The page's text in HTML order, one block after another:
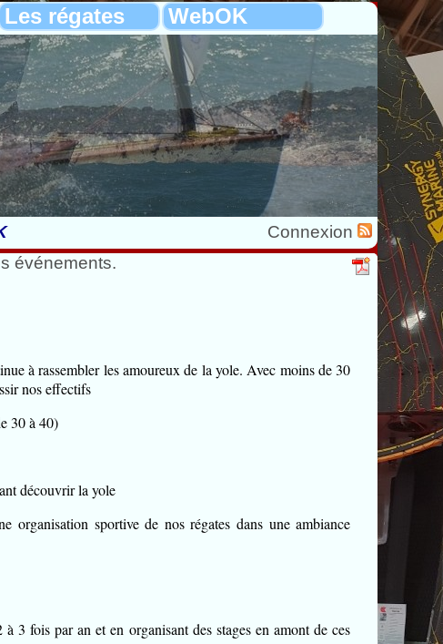
Les régates WebOK
Connexion
événements.
à rassembler les amoureux de la yole. Avec moins de 30
nos effectifs
30 à 40)
découvrir la yole
organisation sportive de nos régates dans une ambiance
3 fois par an et en organisant des stages en amont de ces